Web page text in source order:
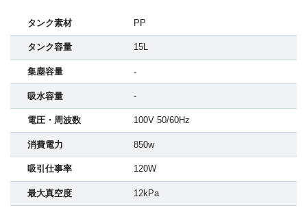
タンク素材 PP
タンク容量 15L
集塵容量 -
吸水容量 -
電圧・周波数 100V 50/60Hz
消費電力 850w
吸引仕事率 120W
最大真空度 12kPa